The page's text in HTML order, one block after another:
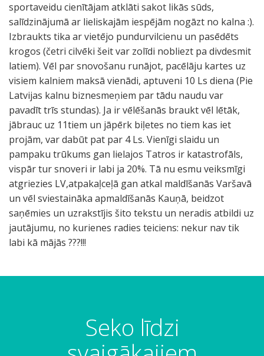
sportaveidu cienītājam atklāti sakot likās sūds,
salīdzinājumā ar lieliskajām iespējām nogāzt no kalna :).
Izbraukts tika ar vietējo pundurvilcienu un pasēdēts
krogos (četri cilvēki šeit var zolīdi nobliezt pa divdesmit
latiem). Vēl par snovošanu runājot, pacēlāju kartes uz
visiem kalniem maksā vienādi, aptuveni 10 Ls diena (Pie
Latvijas kalnu biznesmeņiem par tādu naudu var
pavadīt trīs stundas). Ja ir vēlēšanās braukt vēl lētāk,
jābrauc uz 11tiem un jāpērk biļetes no tiem kas iet
projām, var dabūt pat par 4 Ls. Vienīgi slaidu un
pampaku trūkums gan lielajos Tatros ir katastrofāls,
vispār tur snoveri ir labi ja 20%. Tā nu esmu veiksmīgi
atgriezies LV,atpakaļceļā gan atkal maldīšanās Varšavā
un vēl sviestaināka apmaldīšanās Kauņā, beidzot
saņēmies un uzrakstījis šito tekstu un neradis atbildi uz
jautājumu, no kurienes radies teiciens: nekur nav tik
labi kā mājās ???!!!
Seko līdzi